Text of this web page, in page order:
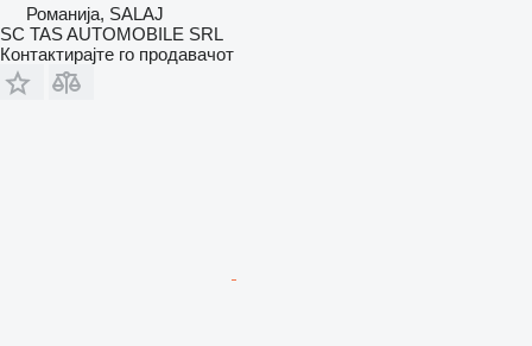
Романија, SALAJ
SC TAS AUTOMOBILE SRL
Контактирајте го продавачот